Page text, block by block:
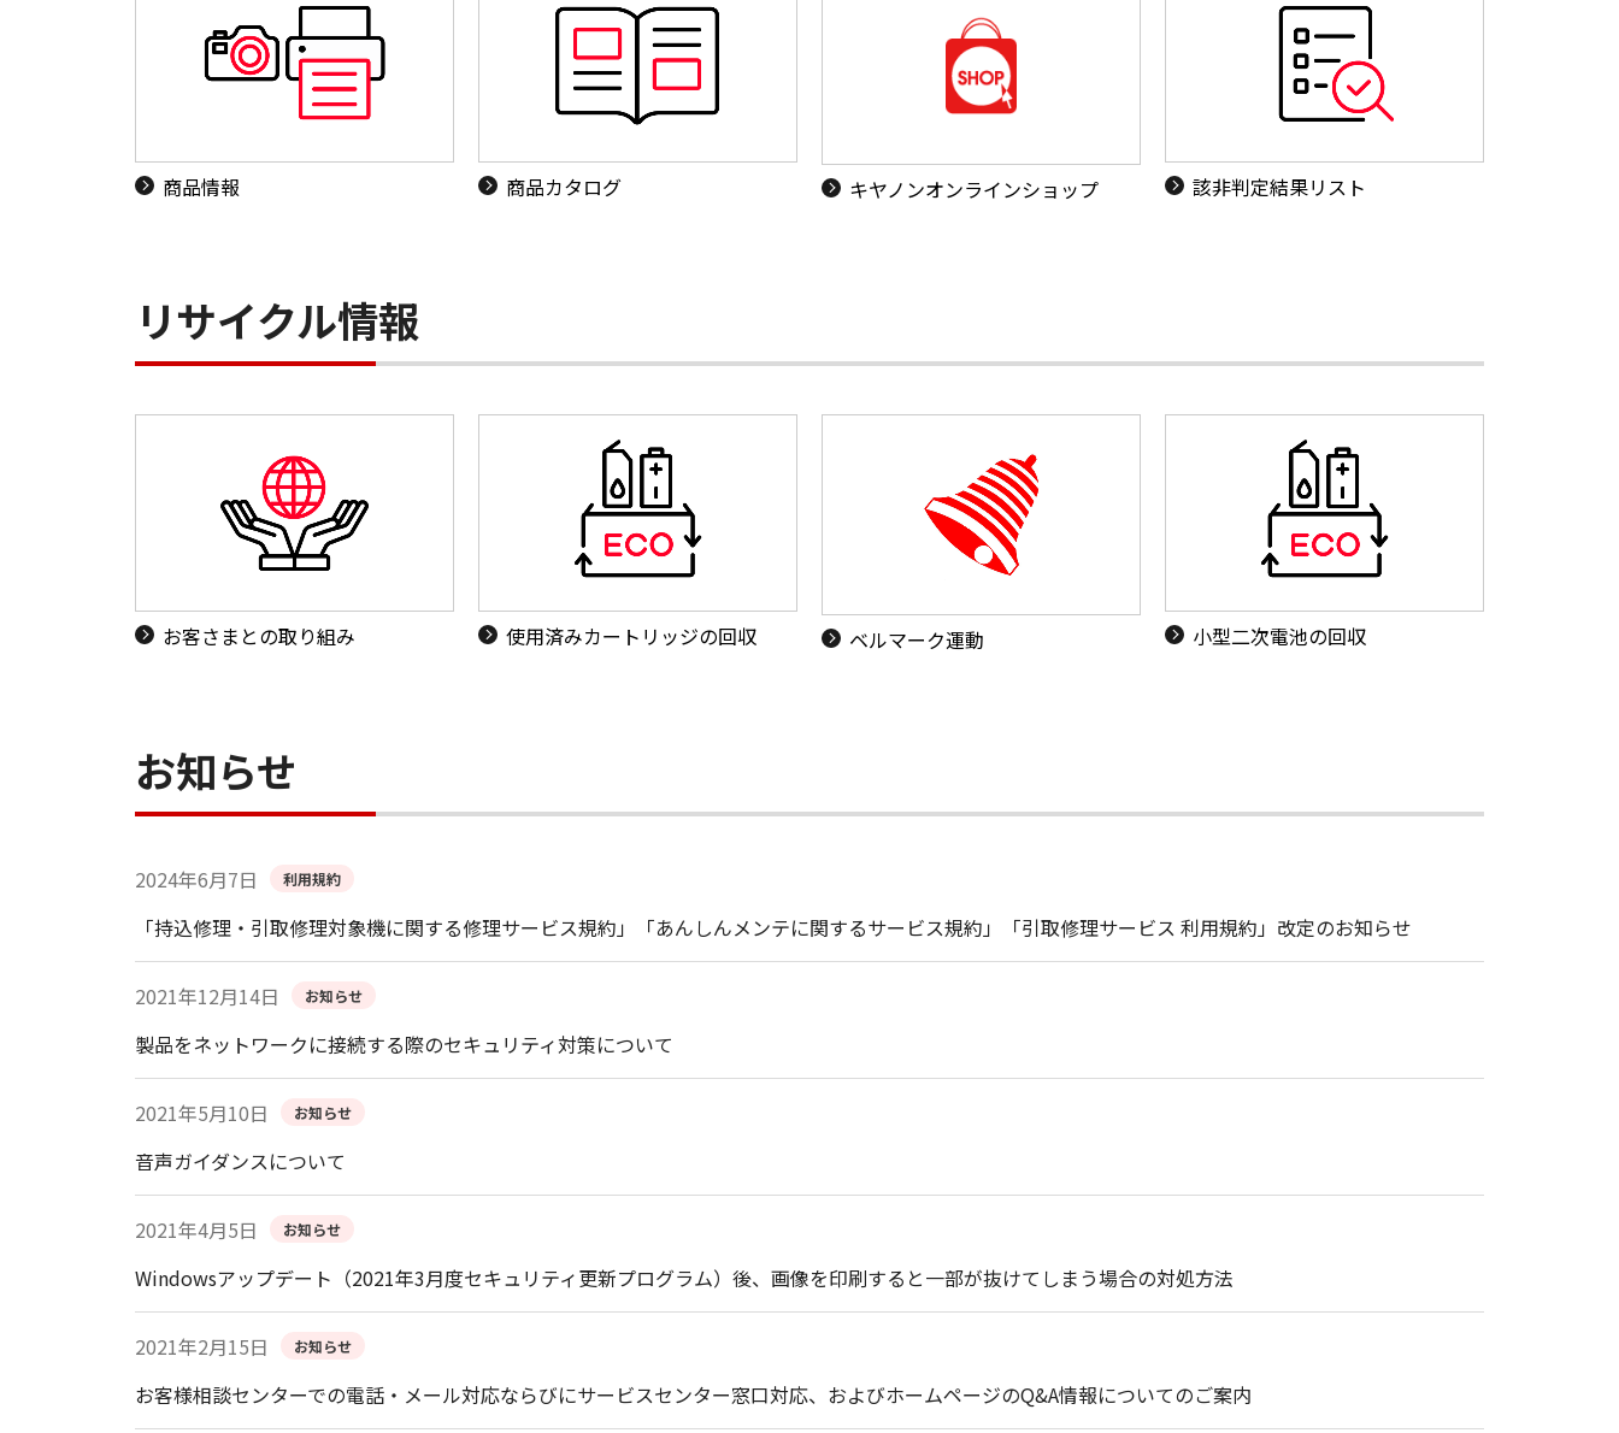
商品情報 商品カタログ キヤノンオンラインショップ 該非判定結果リスト
リサイクル情報
お客さまとの取り組み 使用済みカートリッジの回収 ベルマーク運動 小型二次電池の回収
お知らせ
2024年6月7日 利用規約
「持込修理・引取修理対象機に関する修理サービス規約」「あんしんメンテに関するサービス規約」「引取修理サービス 利用規約」改定のお知らせ
2021年12月14日 お知らせ
製品をネットワークに接続する際のセキュリティ対策について
2021年5月10日 お知らせ
音声ガイダンスについて
2021年4月5日 お知らせ
Windowsアップデート（2021年3月度セキュリティ更新プログラム）後、画像を印刷すると一部が抜けてしまう場合の対処方法
2021年2月15日 お知らせ
お客様相談センターでの電話・メール対応ならびにサービスセンター窓口対応、およびホームページのQ&A情報についてのご案内